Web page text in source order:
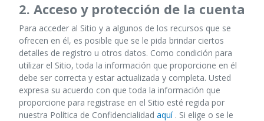
2. Acceso y protección de la cuenta
Para acceder al Sitio y a algunos de los recursos que se
ofrecen en él, es posible que se le pida brindar ciertos
detalles de registro u otros datos. Como condición para
utilizar el Sitio, toda la información que proporcione en él
debe ser correcta y estar actualizada y completa. Usted
expresa su acuerdo con que toda la información que
proporcione para registrase en el Sitio esté regida por
nuestra Política de Confidencialidad aquí. Si elige o se le